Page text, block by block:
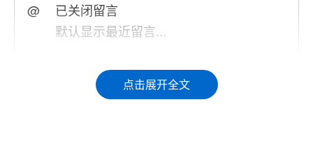
@
已关闭留言
默认显示最近留言...
在那个小小的山村里， dnax（一种传说中的神秘植
物）就像是个神秘的传说，老一辈的人总是用它来
点击展开全文